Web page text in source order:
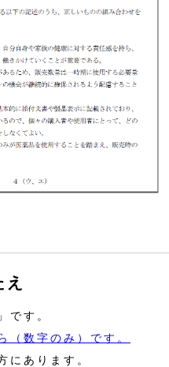
です。
（数字のみ）です。
あります。